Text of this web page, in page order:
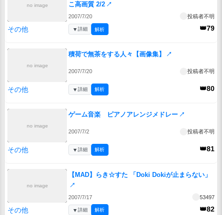
no image
こ高画質 2/2 ↗
2007/7/20 投稿者不明
その他 👑79
▼詳細 解析
no image
積荷で無茶をする人々【画像集】 ↗
2007/7/20 投稿者不明
その他 👑80
▼詳細 解析
no image
ゲーム音楽 ピアノアレンジメドレー ↗
2007/7/2 投稿者不明
その他 👑81
▼詳細 解析
no image
【MAD】らき☆すた 「Doki Dokiが止まらない」
↗
2007/7/17 53497
その他 👑82
▼詳細 解析